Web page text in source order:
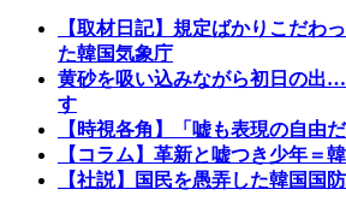
【取材日記】規定ばかりこだわ
た韓国気象庁
黄砂を吸い込みながら初日の出
す
【時視各角】「嘘も表現の自由
【コラム】革新と嘘つき少年＝
【社説】国民を愚弄した韓国国